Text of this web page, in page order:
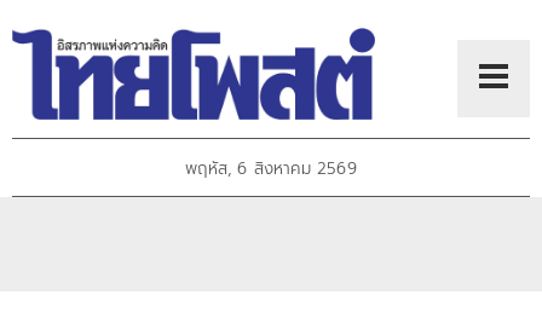
พฤหัส, 6 สิงหาคม 2569